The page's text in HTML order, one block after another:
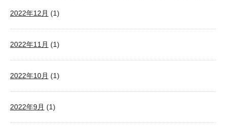
2022年12月 (1)
2022年11月 (1)
2022年10月 (1)
2022年9月 (1)